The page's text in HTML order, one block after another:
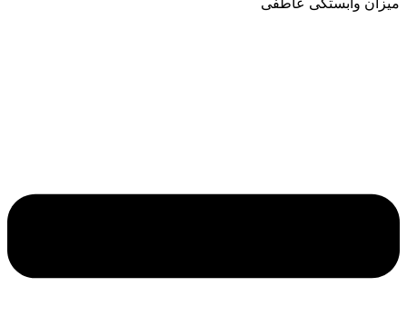
میزان وابستگی عاطفی